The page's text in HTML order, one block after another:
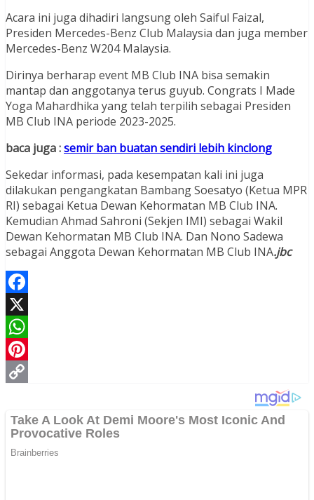
Acara ini juga dihadiri langsung oleh Saiful Faizal,
Presiden Mercedes-Benz Club Malaysia dan juga member
Mercedes-Benz W204 Malaysia.
Dirinya berharap event MB Club INA bisa semakin
mantap dan anggotanya terus guyub. Congrats I Made
Yoga Mahardhika yang telah terpilih sebagai Presiden
MB Club INA periode 2023-2025.
baca juga :semir ban buatan sendiri lebih kinclong
Sekedar informasi, pada kesempatan kali ini juga
dilakukan pengangkatan Bambang Soesatyo (Ketua MPR
RI) sebagai Ketua Dewan Kehormatan MB Club INA.
Kemudian Ahmad Sahroni (Sekjen IMI) sebagai Wakil
Dewan Kehormatan MB Club INA. Dan Nono Sadewa
sebagai Anggota Dewan Kehormatan MB Club INA.jbc
Facebook
X
WhatsApp
Pinterest
Link